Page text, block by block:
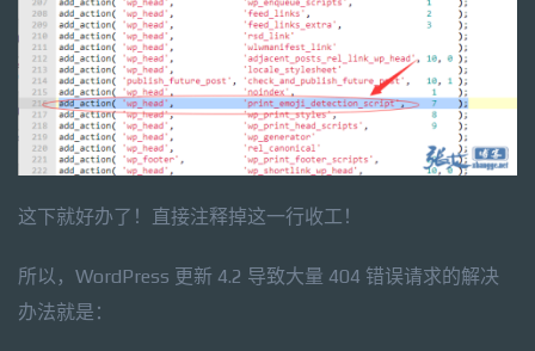
这下就好办了！直接注释掉这一行收工！
所以，WordPress 更新 4.2 导致大量 404 错误请求的解决
办法就是：